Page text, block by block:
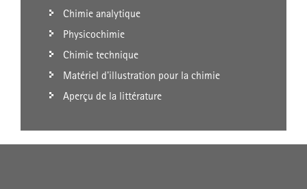
Chimie analytique
Physicochimie
Chimie technique
Matériel d'illustration pour la chimie
Aperçu de la littérature